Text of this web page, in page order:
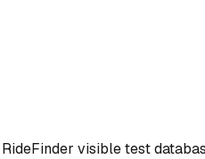
visible test